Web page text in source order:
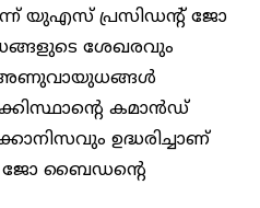
യുഎസ് പ്രസിഡന്റ് ജോ
ശേഖരവും
അണുവായുധങ്ങൾ
കമാൻഡ്
ഉദ്ധരിച്ചാണ്
ജോ ബൈഡന്റെ